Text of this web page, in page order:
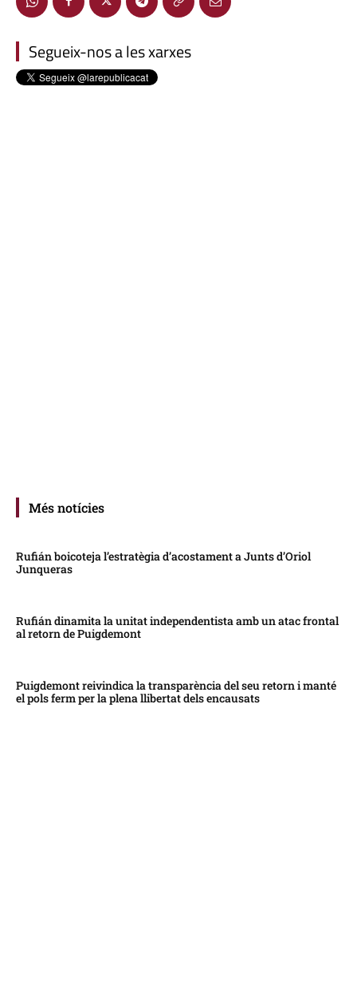
Segueix-nos a les xarxes
Més notícies
Rufián boicoteja l’estratègia d’acostament a Junts d’Oriol
Junqueras
Rufián dinamita la unitat independentista amb un atac frontal
al retorn de Puigdemont
Puigdemont reivindica la transparència del seu retorn i manté
el pols ferm per la plena llibertat dels encausats